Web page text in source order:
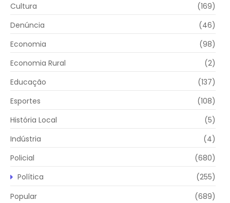
Cultura
(169)
Denúncia
(46)
Economia
(98)
Economia Rural
(2)
Educação
(137)
Esportes
(108)
História Local
(5)
Indústria
(4)
Policial
(680)
Política
(255)
Popular
(689)